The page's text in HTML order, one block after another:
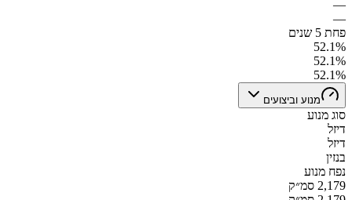
—
—
פחת 5 שנים
52.1%
52.1%
52.1%
מנוע וביצועים
סוג מנוע
דיזל
דיזל
בנזין
נפח מנוע
2,179 סמ״ק